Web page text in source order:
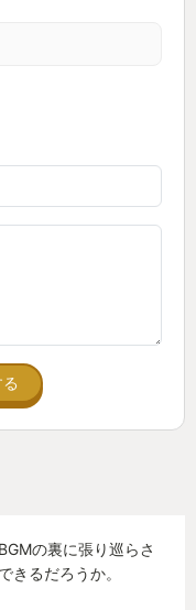
います！
の裏に張り巡らさ
きるだろうか。